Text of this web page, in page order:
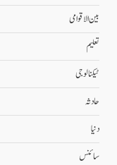
بین الاقوامی
تعلیم
ٹیکنالوجی
حادثہ
دنیا
سائنس